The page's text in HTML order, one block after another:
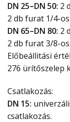
DN 25–DN 50: 2
2 db furat 1/4-os
DN 65–DN 80: 2
2 db furat 3/8-os
Előbeállitási
276 ürítőszelep
Csatlakozás:
DN 15:
csatlakozás.